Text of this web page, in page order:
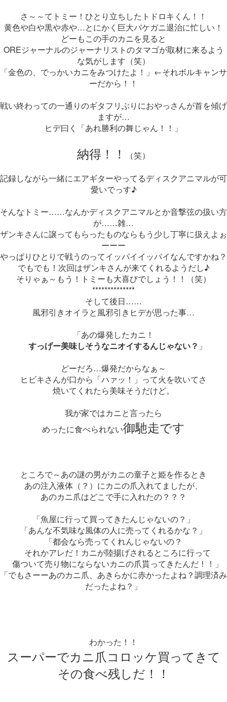
さ～～てトミー！ひとり立ちしたトドロキくん！！
黄色や白や黒や赤や…とにかく巨大バケガニ退治に忙しい！
どーもこの手のカニを見ると
OREジャーナルのジャーナリストのタマゴが取材に来るよう
な気がします（笑）
「金色の、でっかいカニをみつけたよ！」←それボルキャンサ
ーだから！！
戦い終わっての一通りのギタフリぶりにおやっさんが首を傾げ
ますが…
ヒデ曰く「あれ勝利の舞じゃん！！」
納得！！
（笑）
記録しながら一緒にエアギターやってるディスクアニマルが可
愛いでっす♪
そんなトミー……なんかディスクアニマルとか音撃弦の扱い方
が……雑…
ザンキさんに譲ってもらったものならもう少し丁寧に扱えよぉ
ーーー
やっぱりひとりで戦うのってイッパイイッパイなんですかね？
でもでも！次回はザンキさんが来てくれるようだし♪
そりゃぁ～もう！トミーも大喜びでしょう！！（笑）
**************
そして後日……
風邪引きオイラと風邪引きヒデが思った事…
「あの爆発したカニ！
すっげー美味しそうなニオイするんじゃない？ 」
どーだろ…爆発だからなぁ～
ヒビキさんが口から「ハァッ！」って火を吹いてさ
焼いてくれたら美味そうだけど。
我が家ではカニと言ったら
めったに食べられない御馳走です
ところで～あの謎の男がカニの童子と姫を作るとき
あの注入液体（？）にカニの爪入れてましたが、
あのカニ爪はどこで手に入れたの？？？
「魚屋に行って買ってきたんじゃないの？」
「あんな不気味な風体の人に売ってくれるかな？」
「都会なら売ってくれんじゃないの？
それかアレだ！カニが陸揚げされるところに行って
傷ついて売り物にならないカニの爪貰ってきたんだ！！」
「でもさーーあのカニ爪、あきらかに赤かったよね？調理済み
だったよね？」
わかった！！
スーパーでカニ爪コロッケ買ってきて
その食べ残しだ！！